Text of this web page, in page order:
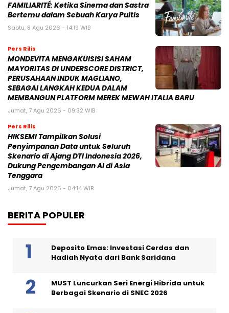
FAMILIARITÉ: Ketika Sinema dan Sastra
Bertemu dalam Sebuah Karya Puitis
Sabtu, 8 Agu 2026 - 14:19 WIB
Pers Rilis
MONDEVITA MENGAKUISISI SAHAM
MAYORITAS DI UNDERSCORE DISTRICT,
PERUSAHAAN INDUK MAGLIANO,
SEBAGAI LANGKAH KEDUA DALAM
MEMBANGUN PLATFORM MEREK MEWAH ITALIA BARU
Jumat, 7 Agu 2026 - 09:32 WIB
Pers Rilis
HIKSEMI Tampilkan Solusi
Penyimpanan Data untuk Seluruh
Skenario di Ajang DTI Indonesia 2026,
Dukung Pengembangan AI di Asia
Tenggara
Jumat, 7 Agu 2026 - 04:14 WIB
BERITA POPULER
Deposito Emas: Investasi Cerdas dan
Hadiah Nyata dari Bank Saridana
MUST Luncurkan Seri Energi Hibrida untuk
Berbagai Skenario di SNEC 2026